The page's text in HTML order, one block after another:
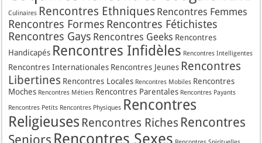
Culinaires Rencontres Ethniques Rencontres Femmes
Rencontres Formes Rencontres Fétichistes
Rencontres Gays Rencontres Geeks Rencontres
Handicapés Rencontres Infidèles Rencontres Intelligentes
Rencontres Internationales Rencontres Jeunes Rencontres
Libertines Rencontres Locales Rencontres Mobiles Rencontres
Moches Rencontres Métiers Rencontres Parentales Rencontres Payants
Rencontres Petits Rencontres Physiques Rencontres
Religieuses Rencontres Riches Rencontres
Seniors Rencontres Sexes